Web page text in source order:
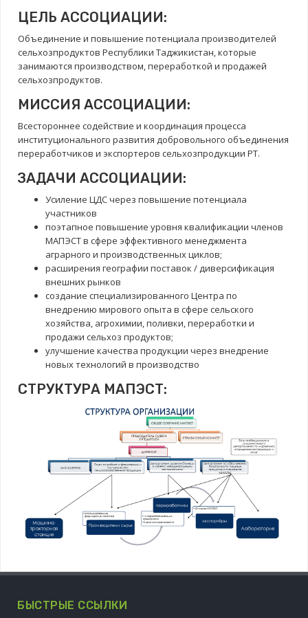
ЦЕЛЬ АССОЦИАЦИИ:
Объединение и повышение потенциала производителей
сельхозпродуктов Республики Таджикистан, которые
занимаются производством, переработкой и продажей
сельхозпродуктов.
МИССИЯ АССОЦИАЦИИ:
Всестороннее содействие и координация процесса
институционального развития добровольного объединения
переработчиков и экспортеров сельхозпродукции РТ.
ЗАДАЧИ АССОЦИАЦИИ:
Усиление ЦДС через повышение потенциала
участников
поэтапное повышение уровня квалификации членов
МАПЭСТ в сфере эффективного менеджмента
аграрного и производственных циклов;
расширения географии поставок / диверсификация
внешних рынков
создание специализированного Центра по
внедрению мирового опыта в сфере сельского
хозяйства, агрохимии, поливки, переработки и
продажи сельхоз продуктов;
улучшение качества продукции через внедрение
новых технологий в производство
СТРУКТУРА МАПЭСТ:
БЫСТРЫЕ ССЫЛКИ